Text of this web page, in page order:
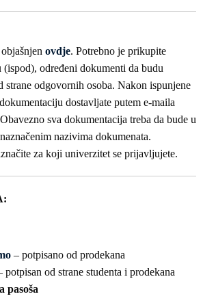
ovdje. Potrebno je prikupite
(ispod), određeni dokumenti da budu
strane odgovornih osoba. Nakon ispunjene
dostavljate putem e-maila
sva dokumentacija treba da bude u
nazivima dokumenata.
za koji univerzitet se prijavljujete.
– potpisano od prodekana
potpisan od strane studenta i prodekana
pasoša